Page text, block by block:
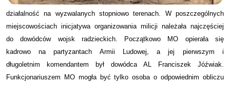
działalność na wyzwalanych stopniowo terenach. W poszczególnych
miejscowościach inicjatywa organizowania milicji należała najczęściej
do dowódców wojsk radzieckich. Początkowo MO opierała się
kadrowo na partyzantach Armii Ludowej, a jej pierwszym i
długoletnim komendantem był dowódca AL Franciszek Jóźwiak.
Funkcjonariuszem MO mogła być tylko osoba o odpowiednim obliczu